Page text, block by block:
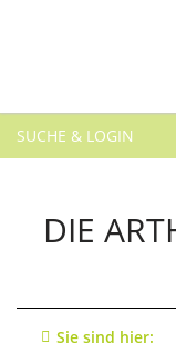
SUCHE & LOGIN
DIE
Sie sind hier: